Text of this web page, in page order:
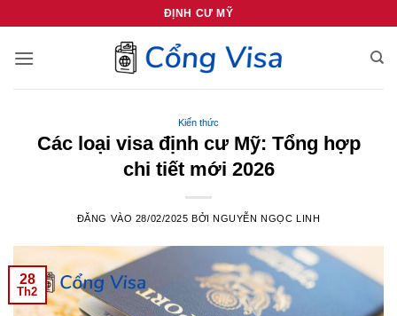
nội
ĐỊNH CƯ MỸ
Kiến thức
Các loại visa định cư Mỹ: Tổng hợp
chi tiết mới 2026
ĐĂNG VÀO 28/02/2025 BỞINGUYỄN NGỌC LINH
28
Th2